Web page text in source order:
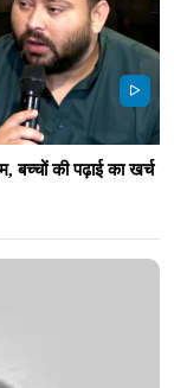
बच्चों की पढ़ाई का खर्च